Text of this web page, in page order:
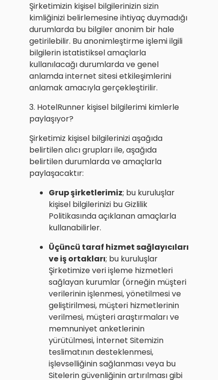
Şirketimizin kişisel bilgilerinizin sizin
kimliğinizi belirlemesine ihtiyaç duymadığı
durumlarda bu bilgiler anonim bir hale
getirilebilir. Bu anonimleştirme işlemi ilgili
bilgilerin istatistiksel amaçlarla
kullanılacağı durumlarda ve genel
anlamda internet sitesi etkileşimlerini
anlamak amacıyla gerçekleştirilir.
3. HotelRunner kişisel bilgilerimi kimlerle
paylaşıyor?
Şirketimiz kişisel bilgilerinizi aşağıda
belirtilen alıcı grupları ile, aşağıda
belirtilen durumlarda ve amaçlarla
paylaşacaktır:
Grup şirketlerimiz; bu kuruluşlar
kişisel bilgilerinizi bu Gizlilik
Politikasında açıklanan amaçlarla
kullanabilirler.
Üçüncü taraf hizmet sağlayıcıları
ve iş ortakları; bu kuruluşlar
Şirketimize veri işleme hizmetleri
sağlayan kurumlar (örneğin müşteri
verilerinin işlenmesi, yönetilmesi ve
geliştirilmesi, müşteri hizmetlerinin
verilmesi, müşteri araştırmaları ve
memnuniyet anketlerinin
yürütülmesi, İnternet Sitemizin
teslimatının desteklenmesi,
işlevselliğinin sağlanması veya bu
Sitelerin güvenliğinin artırılması gibi